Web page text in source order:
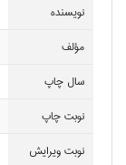
نويسنده
مؤلف
سال چاپ
نوبت چاپ
نوبت ويرايش